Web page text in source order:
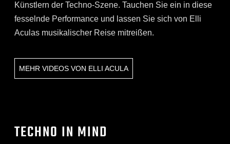
Künstlern der Techno-Szene. Tauchen Sie ein in diese
fesselnde Performance und lassen Sie sich von Elli
Aculas musikalischer Reise mitreißen.
MEHR VIDEOS VON ELLI ACULA
TECHNO IN MIND